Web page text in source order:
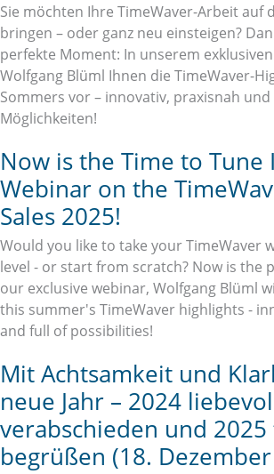
Sie möchten Ihre TimeWaver-Arbeit auf
bringen – oder ganz neu einsteigen?
perfekte Moment: In unserem
Wolfgang Blüml Ihnen die TimeWaver-
Sommers vor – innovativ, praxisnah
Möglichkeiten!
Now is the Time to Tune
Webinar on the
Sales 2025!
Would you like to take your TimeWaver
level - or start from scratch? Now is the
our exclusive webinar, Wolfgang Blüml
this summer's TimeWaver highlights -
and full of possibilities!
Mit Achtsamkeit und
neue Jahr – 2024
verabschieden und
begrüßen (18.